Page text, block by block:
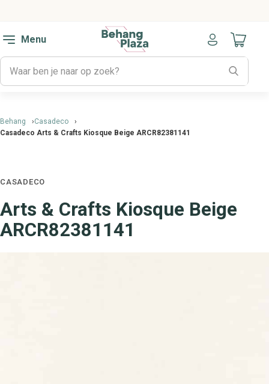
Menu
Naar
Behang
Casadeco
Casadeco Arts & Crafts Kiosque Beige ARCR82381141
CASADECO
Arts & Crafts Kiosque Beige
ARCR82381141